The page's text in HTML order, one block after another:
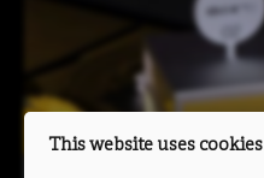
This website uses cookies